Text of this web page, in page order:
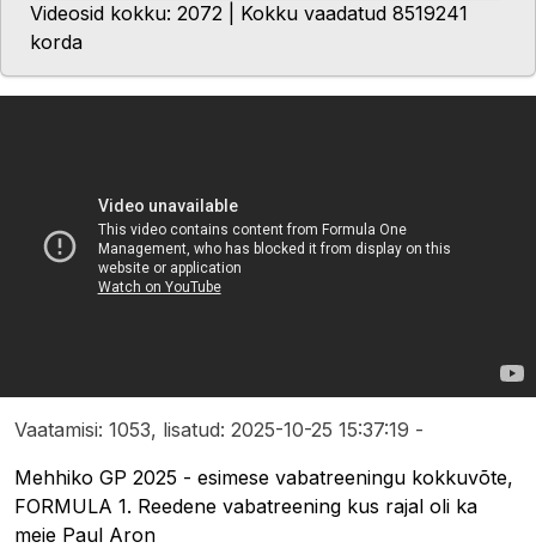
Videosid kokku: 2072 | Kokku vaadatud 8519241
korda
Vaatamisi: 1053, lisatud: 2025-10-25 15:37:19 -
Mehhiko GP 2025 - esimese vabatreeningu kokkuvõte,
FORMULA 1. Reedene vabatreening kus rajal oli ka
meie Paul Aron